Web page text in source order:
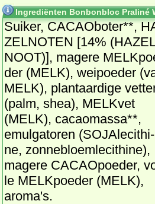
Ingrediënten Bonbonbloc Praliné
Suiker, CA­CAO­bo­ter**,
ZEL­NO­TEN [14%
NOOT)], ma­ge­re
der (MELK), wei­poe­der
MELK), plant­aar­di­ge
(palm, shea), MELKvet
(MELK), ca­cao­mas­sa**,
emul­ga­to­ren (SO­JA­le­ci­thi­
ne, zon­ne­bloem­le­ci­thi­ne),
ma­ge­re CA­CAO­poe­der,
le MELKpoe­der (MELK),
aro­ma's.